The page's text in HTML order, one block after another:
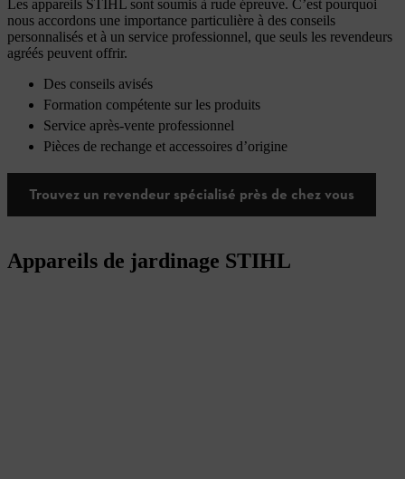
Les appareils STIHL sont soumis à rude épreuve. C’est pourquoi
nous accordons une importance particulière à des conseils
personnalisés et à un service professionnel, que seuls les revendeurs
agréés peuvent offrir.
Des conseils avisés
Formation compétente sur les produits
Service après-vente professionnel
Pièces de rechange et accessoires d’origine
Trouvez un revendeur spécialisé près de chez vous
Appareils de jardinage STIHL